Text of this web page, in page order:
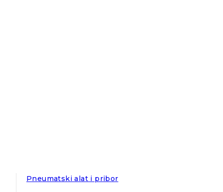
Pneumatski alat i pribor